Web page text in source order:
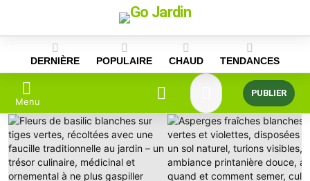
content
DERNIÈRE POPULAIRE CHAUD TENDANCES
Menu
PUBLIER
DERNIÈRES
HISTOIRES